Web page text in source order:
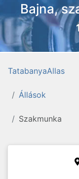
Bajna,
TatabanyaAllas
Állások
Szakmunka